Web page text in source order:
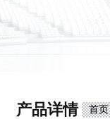
产品详情 首页